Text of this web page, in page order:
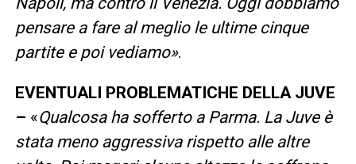
pensare a fare al meglio le ultime cinque
partite e poi vediamo».
EVENTUALI PROBLEMATICHE DELLA JUVE
– «Qualcosa ha sofferto a Parma. La Juve è
stata meno aggressiva rispetto alle altre